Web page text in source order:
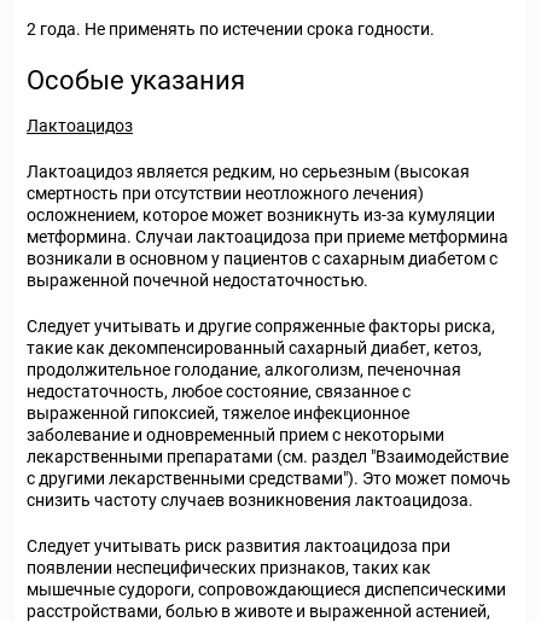
2 года. Не применять по истечении срока годности.
Особые указания
Лактоацидоз
Лактоацидоз является редким, но серьезным (высокая
смертность при отсутствии неотложного лечения)
осложнением, которое может возникнуть из-за кумуляции
метформина. Случаи лактоацидоза при приеме метформина
возникали в основном у пациентов с сахарным диабетом с
выраженной почечной недостаточностью.
Следует учитывать и другие сопряженные факторы риска,
такие как декомпенсированный сахарный диабет, кетоз,
продолжительное голодание, алкоголизм, печеночная
недостаточность, любое состояние, связанное с
выраженной гипоксией, тяжелое инфекционное
заболевание и одновременный прием с некоторыми
лекарственными препаратами (см. раздел "Взаимодействие
с другими лекарственными средствами"). Это может помочь
снизить частоту случаев возникновения лактоацидоза.
Следует учитывать риск развития лактоацидоза при
появлении неспецифических признаков, таких как
мышечные судороги, сопровождающиеся диспепсическими
расстройствами, болью в животе и выраженной астенией,